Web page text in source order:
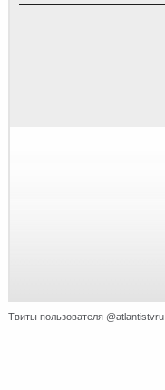
Твиты пользователя @atlantistvru